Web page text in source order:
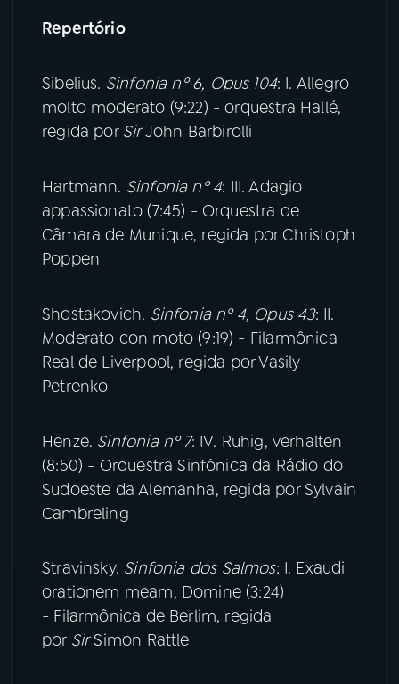
Repertório
Sibelius. Sinfonia nº 6, Opus 104: I. Allegro
molto moderato (9:22) - orquestra Hallé,
regida por SirJohn Barbirolli
Hartmann. Sinfonia nº 4: III. Adagio
appassionato (7:45) - Orquestra de
Câmara de Munique, regida por Christoph
Poppen
Shostakovich. Sinfonia nº 4, Opus 43: II.
Moderato con moto (9:19) - Filarmônica
Real de Liverpool, regida por Vasily
Petrenko
Henze. Sinfonia nº 7: IV. Ruhig, verhalten
(8:50) - Orquestra Sinfônica da Rádio do
Sudoeste da Alemanha, regida por Sylvain
Cambreling
Stravinsky. Sinfonia dos Salmos: I. Exaudi
orationem meam, Domine (3:24)
- Filarmônica de Berlim, regida
por SirSimon Rattle